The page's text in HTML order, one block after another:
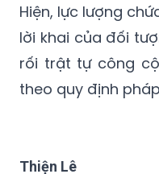
đuổi và bắt giữ
hiện trường vụ án
Hiện, lực lượng
lời khai của đối